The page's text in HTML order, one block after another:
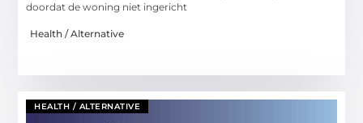
doordat de woning niet ingericht
Health / Alternative
HEALTH / ALTERNATIVE